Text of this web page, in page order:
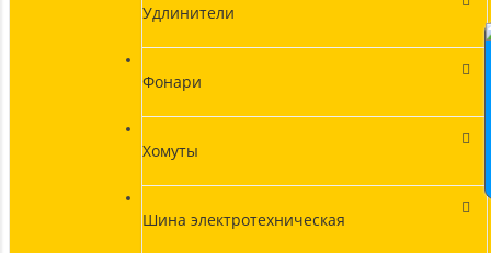
Удлинители
Фонари
Хомуты
Шина электротехническая